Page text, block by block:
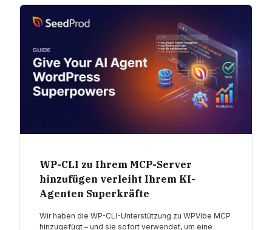
WP-CLI zu Ihrem MCP-Server
hinzufügen verleiht Ihrem KI-
Agenten Superkräfte
Wir haben die WP-CLI-Unterstützung zu WPVibe MCP
hinzugefügt – und sie sofort verwendet, um eine